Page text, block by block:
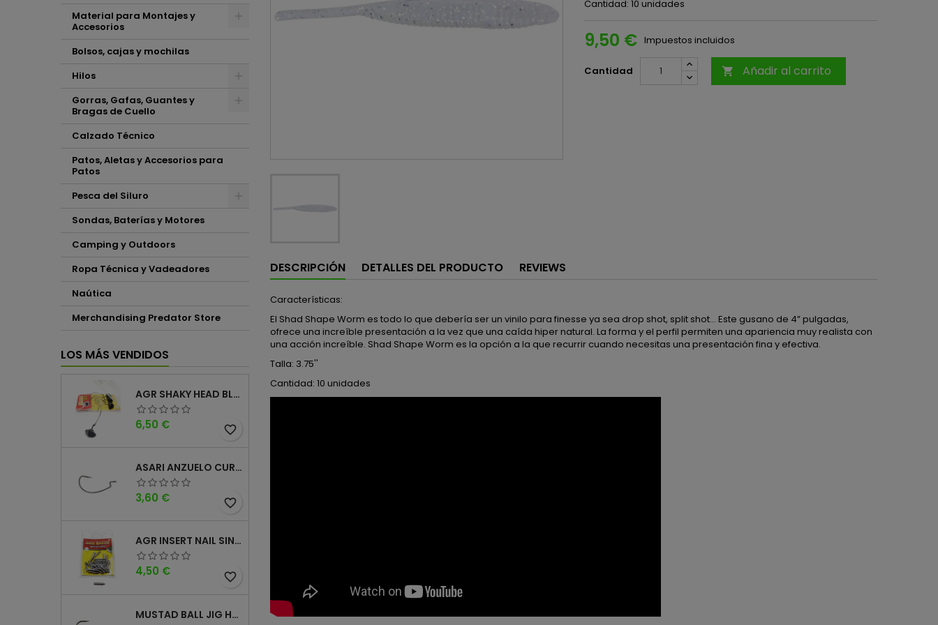
Material para Montajes y
Accesorios
Bolsos, cajas y mochilas
Hilos
Gorras, Gafas, Guantes y
Bragas de Cuello
Calzado Técnico
Patos, Aletas y Accesorios para
Patos
Pesca del Siluro
Sondas, Baterías y Motores
Camping y Outdoors
Ropa Técnica y Vadeadores
Naútica
Merchandising Predator Store
LOS MÁS VENDIDOS
AGR SHAKY HEAD BLACK 4PK
Precio
6,50 € favorite_border
ASARI ANZUELO CURVO CAROLINA WORM
Precio
3,60 € favorite_border
AGR INSERT NAIL SINKER
Precio
4,50 € favorite_border
MUSTAD BALL JIG HEAD KEEPER
Cantidad: 10 unidades
9,50 € Impuestos incluidos
Cantidad  Añadir al carrito
DESCRIPCIÓN DETALLES DEL PRODUCTO REVIEWS
Características:
El Shad Shape Worm es todo lo que debería ser un vinilo para finesse ya sea drop shot, split shot... Este gusano de 4” pulgadas,
ofrece una increíble presentación a la vez que una caída hiper natural. La forma y el perfil permiten una apariencia muy realista con
una acción increíble. Shad Shape Worm es la opción a la que recurrir cuando necesitas una presentación fina y efectiva.
Talla: 3.75''
Cantidad: 10 unidades